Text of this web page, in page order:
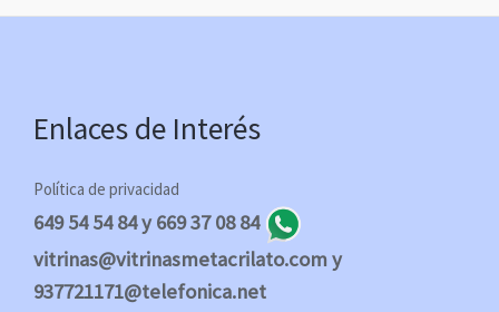
Enlaces de Interés
Política de privacidad
649 54 54 84 y 669 37 08 84
vitrinas@vitrinasmetacrilato.com y
937721171@telefonica.net